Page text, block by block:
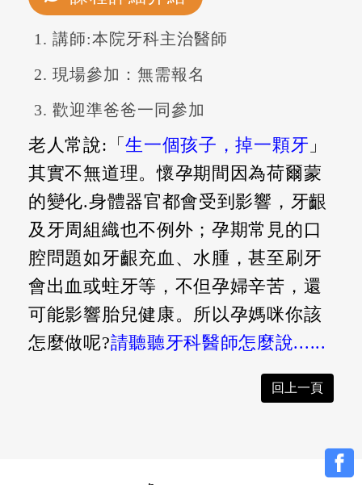
講師:本院牙科主治醫師
現場參加：無需報名
歡迎準爸爸一同參加
老人常說:「生一個孩子，掉一顆牙 」
其實不無道理。懷孕期間因為荷爾蒙
的變化.身體器官都會受到影響，牙齦
及牙周組織也不例外；孕期常見的口
腔問題如牙齦充血、水腫，甚至刷牙
會出血或蛀牙等，不但孕婦辛苦，還
可能影響胎兒健康。所以孕媽咪你該
怎麼做呢?請聽聽牙科醫師怎麼說......
回上一頁